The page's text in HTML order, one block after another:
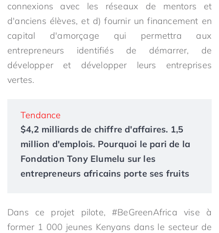
connexions avec les réseaux de mentors et
d'anciens élèves, et d) fournir un financement en
capital d'amorçage qui permettra aux
entrepreneurs identifiés de démarrer, de
développer et développer leurs entreprises
vertes.
Tendance
$4,2 milliards de chiffre d'affaires. 1,5
million d'emplois. Pourquoi le pari de la
Fondation Tony Elumelu sur les
entrepreneurs africains porte ses fruits
Dans ce projet pilote, #BeGreenAfrica vise à
former 1 000 jeunes Kenyans dans le secteur de